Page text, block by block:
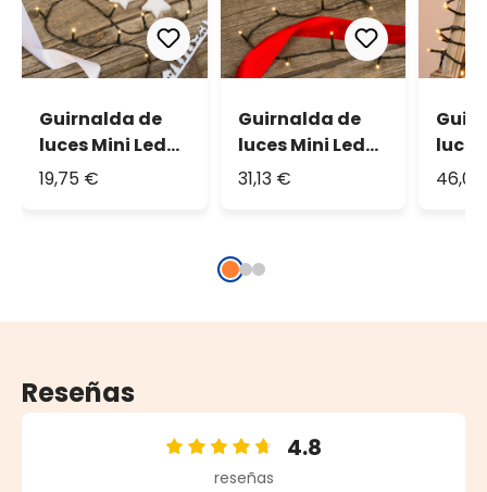
Guirnalda de
luces Mini Led
34 m
19,75 €
Guirnalda de
luces Mini Led
53 m
31,13 €
Reseñas
Calificación promedio de 4.8 de 5 estrellas
4.8
reseñas